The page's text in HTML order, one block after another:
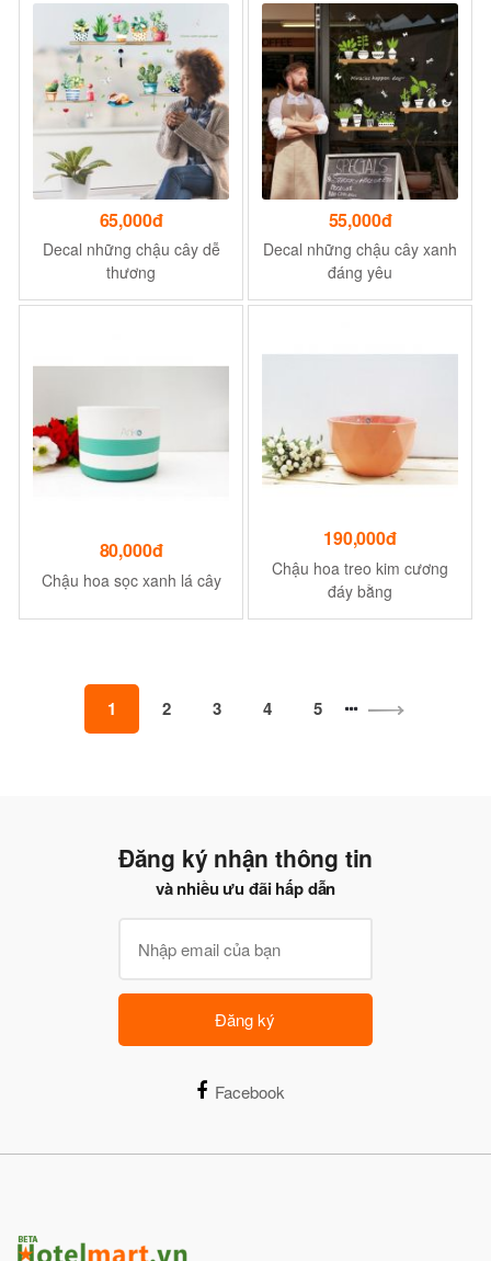
65,000đ
Decal những chậu cây dễ
thương
55,000đ
Decal những chậu cây xanh
đáng yêu
80,000đ
Chậu hoa sọc xanh lá cây
190,000đ
Chậu hoa treo kim cương
đáy bằng
1 2 3 4 5
Đăng ký nhận thông tin
và nhiều ưu đãi hấp dẫn
Đăng ký
Facebook